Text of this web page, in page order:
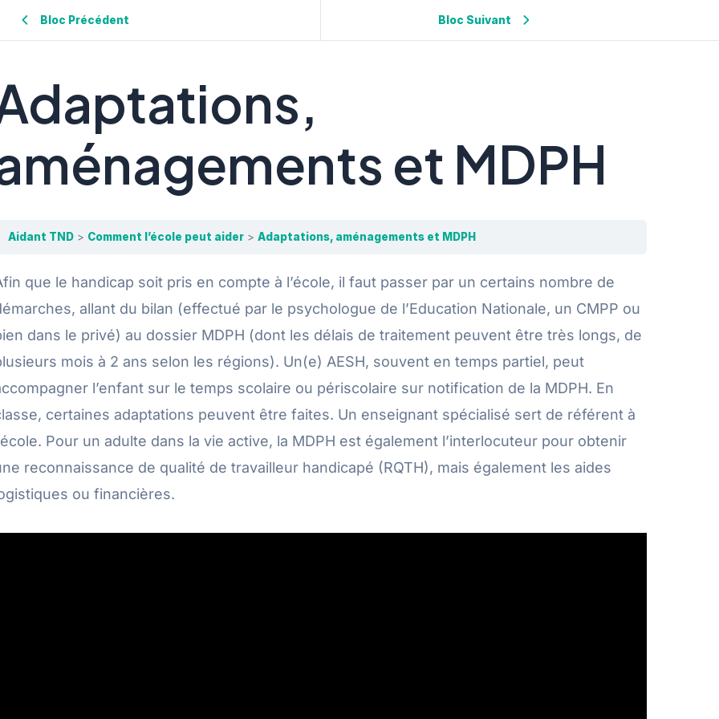
Bloc Précédent Bloc Suivant
et MDPH
Aidant TND Comment l’école peut aider Adaptations, aménagements et MDPH
que le handicap soit pris en compte à l’école, il faut passer par un certains nombre de
allant du bilan (effectué par le psychologue de l’Education Nationale, un CMPP ou
dans le privé) au dossier MDPH (dont les délais de traitement peuvent être très longs, de
mois à 2 ans selon les régions). Un(e) AESH, souvent en temps partiel, peut
l’enfant sur le temps scolaire ou périscolaire sur notification de la MDPH. En
certaines adaptations peuvent être faites. Un enseignant spécialisé sert de référent à
Pour un adulte dans la vie active, la MDPH est également l’interlocuteur pour obtenir
reconnaissance de qualité de travailleur handicapé (RQTH), mais également les aides
ou financières.